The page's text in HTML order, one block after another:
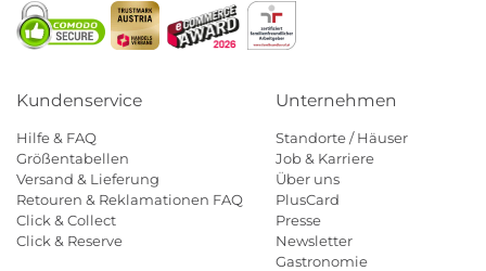
Kundenservice
Hilfe & FAQ
Größentabellen
Versand & Lieferung
Retouren & Reklamationen FAQ
Click & Collect
Click & Reserve
Unternehmen
Standorte / Häuser
Job & Karriere
Über uns
PlusCard
Presse
Newsletter
Gastronomie